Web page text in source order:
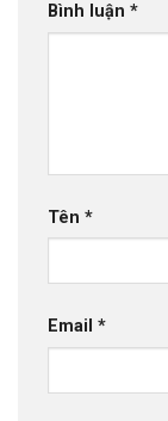
Bình luận *
Tên *
Email *